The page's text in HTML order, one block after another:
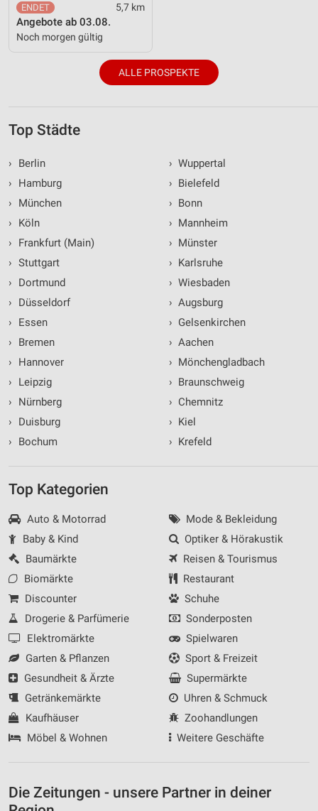
5,7 km
Angebote ab 03.08.
Noch morgen gültig
ALLE PROSPEKTE
Top Städte
›
Berlin
›
Hamburg
›
München
›
Köln
›
Frankfurt (Main)
› Stuttgart
›
Dortmund
›
Düsseldorf
›
Essen
›
Bremen
›
Hannover
›
Leipzig
›
Nürnberg
›
Duisburg
›
Bochum
› Wuppertal
› Bielefeld
› Bonn
› Mannheim
› Münster
› Karlsruhe
› Wiesbaden
› Augsburg
› Gelsenkirchen
› Aachen
› Mönchengladbach
› Braunschweig
› Chemnitz
› Kiel
› Krefeld
Top Kategorien
Auto & Motorrad
Baby & Kind
Baumärkte
Biomärkte
Discounter
Drogerie & Parfümerie
Elektromärkte
Garten & Pflanzen
Gesundheit & Ärzte
Getränkemärkte
Kaufhäuser
Möbel & Wohnen
Mode & Bekleidung
Optiker & Hörakustik
Reisen & Tourismus
Restaurant
Schuhe
Sonderposten
Spielwaren
Sport & Freizeit
Supermärkte
Uhren & Schmuck
Zoohandlungen
Weitere Geschäfte
Die Zeitungen - unsere Partner in deiner